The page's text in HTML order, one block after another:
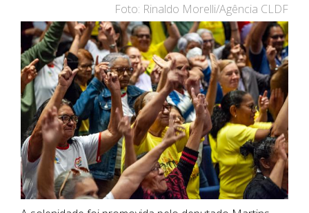
Foto: Rinaldo Morelli/Agência CLDF